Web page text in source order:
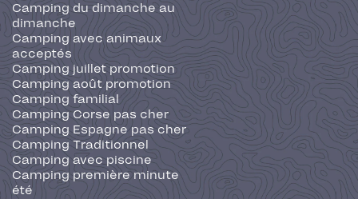
Camping du dimanche au
dimanche
Camping avec animaux
acceptés
Camping juillet promotion
Camping août promotion
Camping familial
Camping Corse pas cher
Camping Espagne pas cher
Camping Traditionnel
Camping avec piscine
Camping première minute
été